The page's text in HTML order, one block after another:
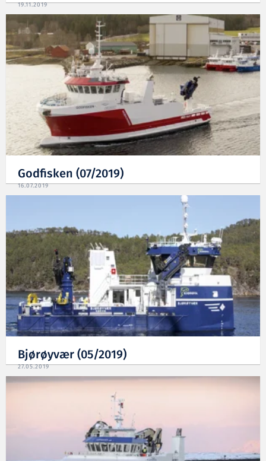
19.11.2019
Godfisken (07/2019)
16.07.2019
Bjørøyvær (05/2019)
27.05.2019